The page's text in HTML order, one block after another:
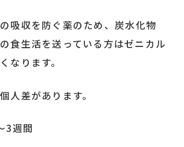
吸収を防ぐ薬のため、 炭水化物
食生活を送っている方はゼニカル
なります。
人差があります。
3週間